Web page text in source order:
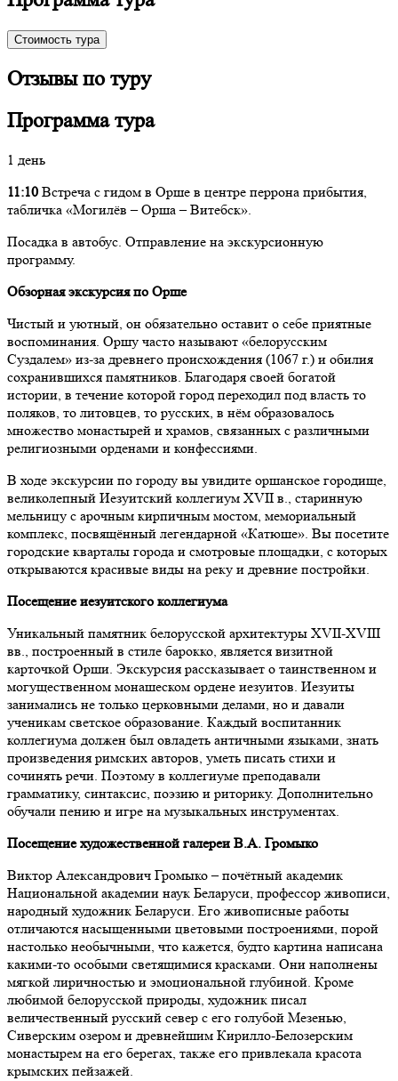
Стоимость тура
Отзывы по туру
Программа тура
1 день
11:10 Встреча с гидом в Орше в центре перрона прибытия,
табличка «Могилёв – Орша – Витебск».
Посадка в автобус. Отправление на экскурсионную
программу.
Обзорная экскурсия по Орше
Чистый и уютный, он обязательно оставит о себе приятные
воспоминания. Оршу часто называют «белорусским
Суздалем» из-за древнего происхождения (1067 г.) и обилия
сохранившихся памятников. Благодаря своей богатой
истории, в течение которой город переходил под власть то
поляков, то литовцев, то русских, в нём образовалось
множество монастырей и храмов, связанных с различными
религиозными орденами и конфессиями.
В ходе экскурсии по городу вы увидите оршанское городище,
великолепный Иезуитский коллегиум XVII в., старинную
мельницу с арочным кирпичным мостом, мемориальный
комплекс, посвящённый легендарной «Катюше». Вы посетите
городские кварталы города и смотровые площадки, с которых
открываются красивые виды на реку и древние постройки.
Посещение иезуитского коллегиума
Уникальный памятник белорусской архитектуры XVII-XVIII
вв., построенный в стиле барокко, является визитной
карточкой Орши. Экскурсия рассказывает о таинственном и
могущественном монашеском ордене иезуитов. Иезуиты
занимались не только церковными делами, но и давали
ученикам светское образование. Каждый воспитанник
коллегиума должен был овладеть античными языками, знать
произведения римских авторов, уметь писать стихи и
сочинять речи. Поэтому в коллегиуме преподавали
грамматику, синтаксис, поэзию и риторику. Дополнительно
обучали пению и игре на музыкальных инструментах.
Посещение художественной галереи В.А. Громыко
Виктор Александрович Громыко – почётный академик
Национальной академии наук Беларуси, профессор живописи,
народный художник Беларуси. Его живописные работы
отличаются насыщенными цветовыми построениями, порой
настолько необычными, что кажется, будто картина написана
какими-то особыми светящимися красками. Они наполнены
мягкой лиричностью и эмоциональной глубиной. Кроме
любимой белорусской природы, художник писал
величественный русский север с его голубой Мезенью,
Сиверским озером и древнейшим Кирилло-Белозерским
монастырем на его берегах, также его привлекала красота
крымских пейзажей.